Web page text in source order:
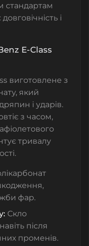
стандартам
і
E-Class
виготовлене з
який
і ударів.
з часом,
тривалу
фар.
Скло
після
променів.